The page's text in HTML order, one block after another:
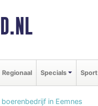
Regionaal Specials Sport
in Eemnes